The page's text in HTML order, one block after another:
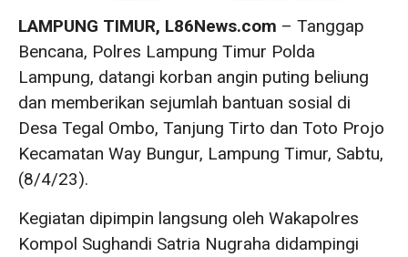
LAMPUNG TIMUR, L86News.com – Tanggap
Bencana, Polres Lampung Timur Polda
Lampung, datangi korban angin puting beliung
dan memberikan sejumlah bantuan sosial di
Desa Tegal Ombo, Tanjung Tirto dan Toto Projo
Kecamatan Way Bungur, Lampung Timur, Sabtu,
(8/4/23).
Kegiatan dipimpin langsung oleh Wakapolres
Kompol Sughandi Satria Nugraha didampingi